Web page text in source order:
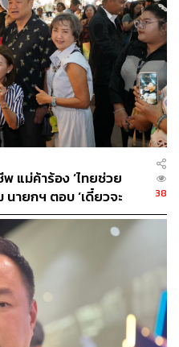
แม่ค้าร้อง ‘ไทยช่วย
ายกฯ ตอบ ‘เดี๋ยวจะ
38